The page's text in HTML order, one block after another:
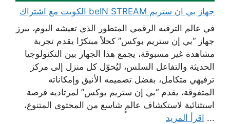
جهاز بي ان ستريم beIN STREAM الكويت مع اشتراك
في عالم الترفيه الرقمي المتطور الذي تعيشه اليوم، يبرز
جهاز “بي إن ستريم بوكس” كحلاً مبتكرًا يقدم تجربة
مشاهدة غير مسبوقة، يجمع هذا الجهاز بين التكنولوجيا
الحديثة والتفاعل السلس، ليُحوّل كل منزل إلى مركز
ترفيهي متكامل، بفضل تصميمه الأنيق وإمكاناته
المتفوقة، يقدم “بي إن ستريم بوكس” لمرتاديه فرصة
استثنائية لاستكشاف عالمٍ شاسع من المحتوى المتنوع،
... اقرأ المزيد